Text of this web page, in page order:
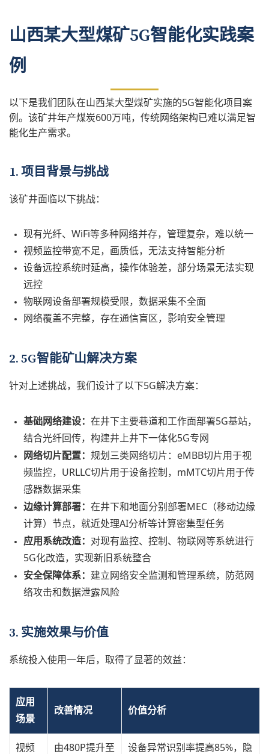
山西某大型煤矿5G智能化实践案
例
以下是我们团队在山西某大型煤矿实施的5G智能化项目案
例。该矿井年产煤炭600万吨，传统网络架构已难以满足智
能化生产需求。
1. 项目背景与挑战
该矿井面临以下挑战：
现有光纤、WiFi等多种网络并存，管理复杂，难以统一
视频监控带宽不足，画质低，无法支持智能分析
设备远控系统时延高，操作体验差，部分场景无法实现
远控
物联网设备部署规模受限，数据采集不全面
网络覆盖不完整，存在通信盲区，影响安全管理
2. 5G智能矿山解决方案
针对上述挑战，我们设计了以下5G解决方案：
基础网络建设： 在井下主要巷道和工作面部署5G基站，
结合光纤回传，构建井上井下一体化5G专网
网络切片配置： 规划三类网络切片：eMBB切片用于视
频监控，URLLC切片用于设备控制，mMTC切片用于传
感器数据采集
边缘计算部署： 在井下和地面分别部署MEC（移动边缘
计算）节点，就近处理AI分析等计算密集型任务
应用系统改造： 对现有监控、控制、物联网等系统进行
5G化改造，实现新旧系统整合
安全保障体系： 建立网络安全监测和管理系统，防范网
络攻击和数据泄露风险
3. 实施效果与价值
系统投入使用一年后，取得了显著的效益：
应用
场景
改善情况 价值分析
视频
由480P提升至
设备异常识别率提高85%，隐